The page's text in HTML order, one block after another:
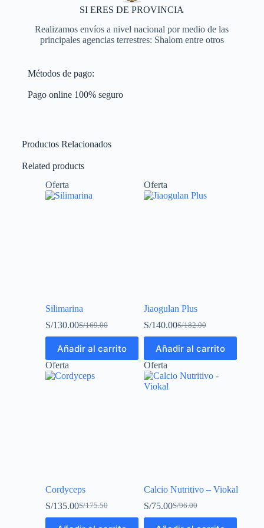
SI ERES DE PROVINCIA
Realizamos envíos a nivel nacional por medio de las
principales agencias terrestres: Shalom entre otros
Métodos de pago:
Pago online 100% seguro
Productos Relacionados
Related products
Oferta
Silimarina
S/169.00
S/130.00
Añadir al carrito
Oferta
Jiaogulan Plus
S/182.00
S/140.00
Añadir al carrito
Oferta
Cordyceps
S/175.50
S/135.00
Oferta
Calcio Nutritivo – Viokal
S/96.00
S/75.00